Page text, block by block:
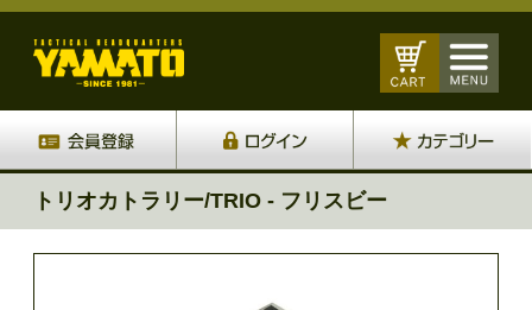
トリオカトラリー/TRIO - フリスビー